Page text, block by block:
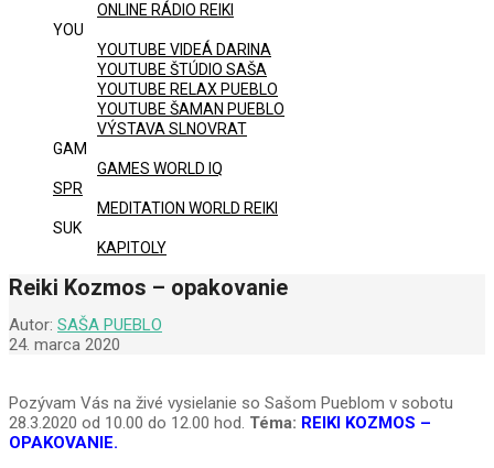
ONLINE RÁDIO REIKI
YOU
YOUTUBE VIDEÁ DARINA
YOUTUBE ŠTÚDIO SAŠA
YOUTUBE RELAX PUEBLO
YOUTUBE ŠAMAN PUEBLO
VÝSTAVA SLNOVRAT
GAM
GAMES WORLD IQ
SPR
MEDITATION WORLD REIKI
SUK
KAPITOLY
Reiki Kozmos – opakovanie
Autor: SAŠA PUEBLO
24. marca 2020
Pozývam Vás na živé vysielanie so Sašom Pueblom v sobotu
28.3.2020 od 10.00 do 12.00 hod. Téma: REIKI KOZMOS –
OPAKOVANIE.